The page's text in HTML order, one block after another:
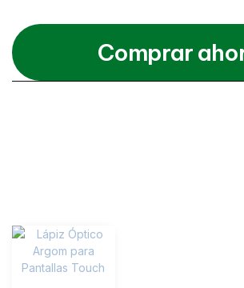
Comprar